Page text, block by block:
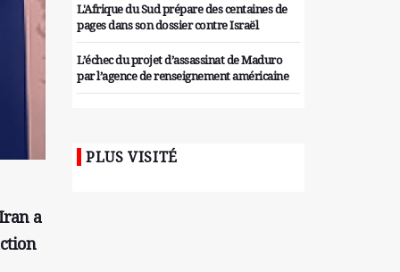
a
L'Afrique du Sud prépare des centaines de
pages dans son dossier contre Israël
L’échec du projet d’assassinat de Maduro
par l’agence de renseignement américaine
Iran considère l'arsenal nucléaire israélien
PLUS VISITÉ